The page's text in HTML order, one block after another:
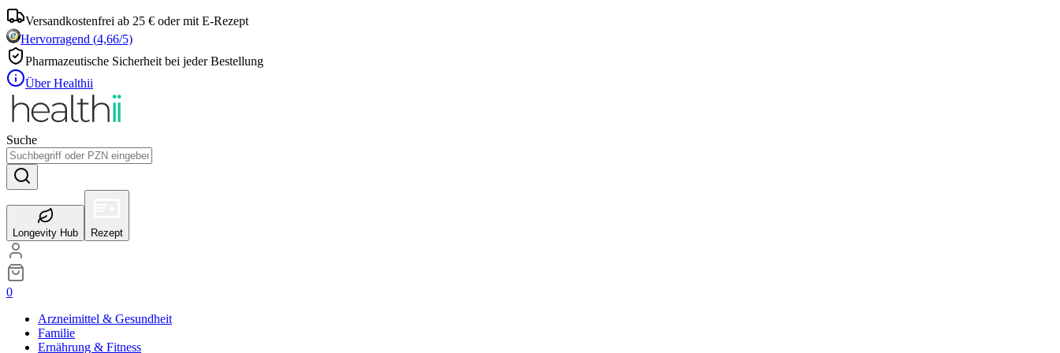
Versandkostenfrei ab 25 € oder mit E-Rezept
Hervorragend (4,66/5)
Pharmazeutische Sicherheit bei jeder Bestellung
Über Healthii
Suche
Longevity Hub Rezept
0
Arzneimittel & Gesundheit
Familie
Ernährung & Fitness